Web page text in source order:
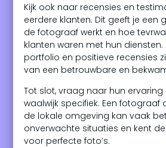
Kijk ook naar recensies en
eerdere klanten. Dit geeft je een
de fotograaf werkt en hoe
klanten waren met hun diensten.
portfolio en positieve recensies
van een betrouwbare en
Tot slot, vraag naar hun
waalwijk specifiek. Een fotograaf
de lokale omgeving kan vaak
onverwachte situaties en kent
voor perfecte foto’s.